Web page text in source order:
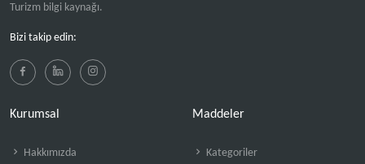
Turizm bilgi kaynağı.
Bizi takip edin:
Kurumsal
Hakkımızda
Maddeler
Kategoriler